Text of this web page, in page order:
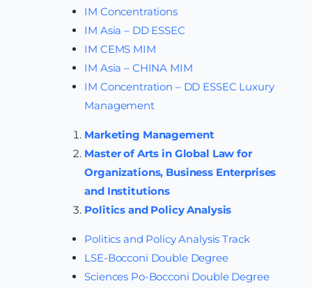
IM Concentrations
IM Asia – DD ESSEC
IM CEMS MIM
IM Asia – CHINA MIM
IM Concentration – DD ESSEC Luxury
Management
Marketing Management
Master of Arts in Global Law for
Organizations, Business Enterprises
and Institutions
Politics and Policy Analysis
Politics and Policy Analysis Track
LSE-Bocconi Double Degree
Sciences Po-Bocconi Double Degree